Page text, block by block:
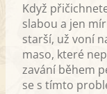
Když
slabou a jen
starší, už voní
maso, které
zavání během
se s tímto